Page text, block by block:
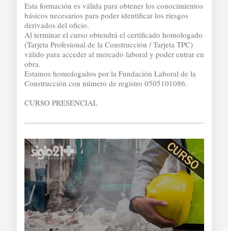
Esta formación es válida para obtener los conocimientos
básicos necesarios para poder identificar los riesgos
derivados del oficio.
Al terminar el curso obtendrá el certificado homologado
(Tarjeta Profesional de la Construcción / Tarjeta TPC)
válido para acceder al mercado laboral y poder entrar en
obra.
Estamos homologados por la Fundación Laboral de la
Construcción con número de registro 0505101086.
CURSO PRESENCIAL